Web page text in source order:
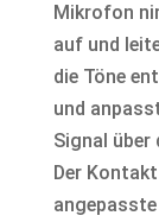
Mikrofon
auf und
die Töne
und
Signal über
Der